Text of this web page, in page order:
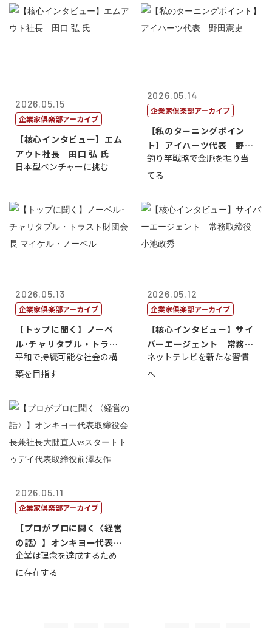
2026.05.15
企業家倶楽部アーカイブ
【核心インタビュー】エム
アウト社長 田口 弘 氏
日本型ベンチャーに挑む
2026.05.14
企業家倶楽部アーカイブ
【私のターニングポイン
ト】アイハーツ代表 野田
憲史
釣り竿戦略で金脈を掘り当
てる
2026.05.13
企業家倶楽部アーカイブ
【トップに聞く】ノーベ
ル･チャリタブル・トラス
ト財団会長 マ...
平和で持続可能な社会の構
築を目指す
2026.05.12
企業家倶楽部アーカイブ
【核心インタビュー】サイ
バーエージェント 常務取
締役 小池政...
ネットテレビを新たな習慣
へ
2026.05.11
企業家倶楽部アーカイブ
【プロがプロに聞く〈経営
の話〉】オンキヨー代表取
締役会長兼社...
企業は理念を達成するため
に存在する